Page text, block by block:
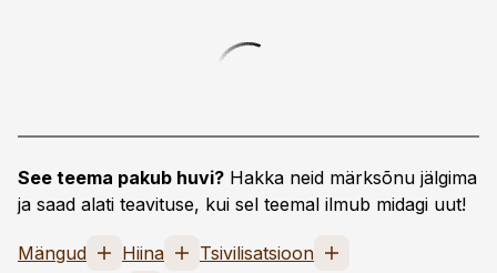
See teema pakub huvi? Hakka neid märksõnu jälgima
ja saad alati teavituse, kui sel teemal ilmub midagi uut!
Mängud Hiina
Tsivilisatsioon